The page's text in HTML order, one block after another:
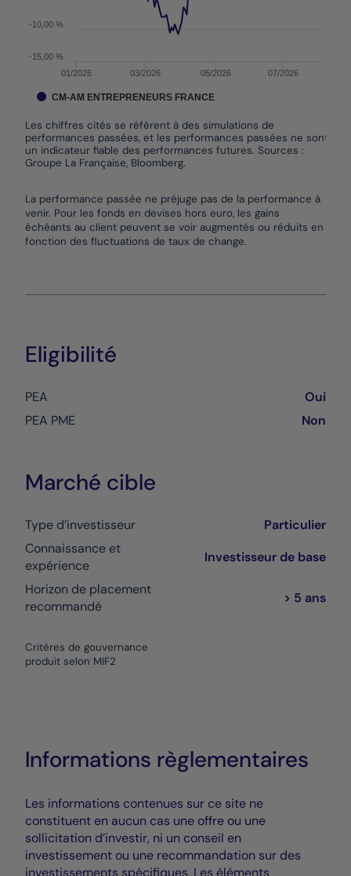
Les chiffres cités se réfèrent à des simulations de
performances passées, et les performances passées ne sont pas
un indicateur fiable des performances futures. Sources :
Groupe La Française, Bloomberg.
01/2026 03/2026 05/2026 07/2026
-15,00 %
-10,00 %
CM-AM ENTREPRENEURS FRANCE
La performance passée ne préjuge pas de la performance à
venir. Pour les fonds en devises hors euro, les gains
échéants au client peuvent se voir augmentés ou réduits en
fonction des fluctuations de taux de change.
Eligibilité
PEA
Oui
PEA PME
Non
Marché cible
Type d’investisseur
Particulier
Connaissance et
expérience
Investisseur de base
Horizon de placement
recommandé
> 5 ans
Critères de gouvernance
produit selon MIF2
Informations règlementaires
Les informations contenues sur ce site ne
constituent en aucun cas une offre ou une
sollicitation d’investir, ni un conseil en
investissement ou une recommandation sur des
investissements spécifiques. Les éléments